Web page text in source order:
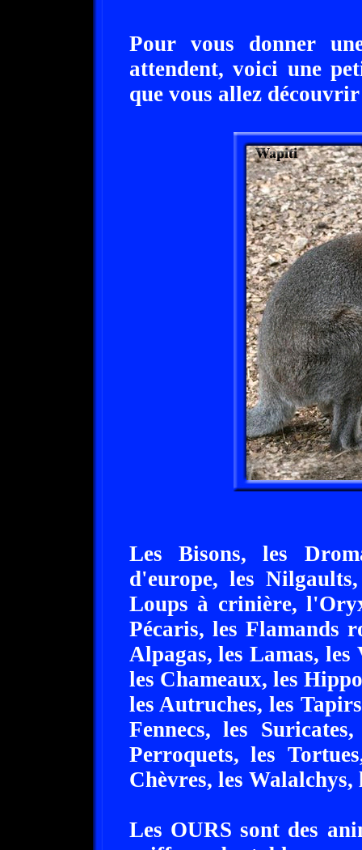
Pour vous donner
attendent, voici une
que vous allez
Les Bisons, les
d'europe, les
Loups à crinière,
Pécaris, les Flamands
Alpagas, les Lamas, les
les Chameaux, les
les Autruches, les
Fennecs, les
Perroquets, les
Chèvres, les Walalchys,
Les OURS sont des